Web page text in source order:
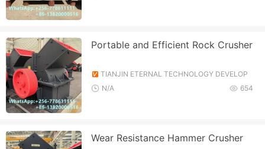
Portable and Efficient Rock Crusher
TIANJIN ETERNAL TECHNOLOGY DEVELOP
MENT CO., LTD.
654
N/A
Wear Resistance Hammer Crusher